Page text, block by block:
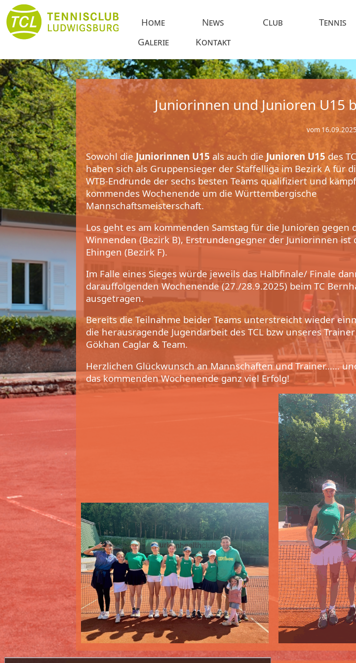
Home News Club Tennis
Galerie
Kontakt
Juniorinnen und Junioren U15
vom 16.09.2025
Sowohl die Juniorinnen U15 als auch die Junioren U15 des
haben sich als Gruppensieger der Staffelliga im Bezirk A für
WTB-Endrunde der sechs besten Teams qualifiziert und
kommendes Wochenende um die Württembergische
Mannschaftsmeisterschaft.
Los geht es am kommenden Samstag für die Junioren gegen
Winnenden (Bezirk B), Erstrundengegner der Juniorinnen ist
Ehingen (Bezirk F).
Im Falle eines Sieges würde jeweils das Halbfinale/ Finale
darauffolgenden Wochenende (27./28.9.2025) beim TC
ausgetragen.
Bereits die Teilnahme beider Teams unterstreicht wieder
die herausragende Jugendarbeit des TCL bzw unseres Trainer
Gökhan Caglar & Team.
Herzlichen Glückwunsch an Mannschaften und Trainer……
das kommenden Wochenende ganz viel Erfolg!